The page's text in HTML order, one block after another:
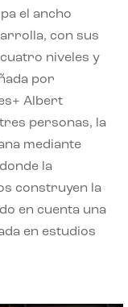
el ancho
con sus
niveles y
por
Albert
personas, la
mediante
la
construyen la
en cuenta una
en estudios